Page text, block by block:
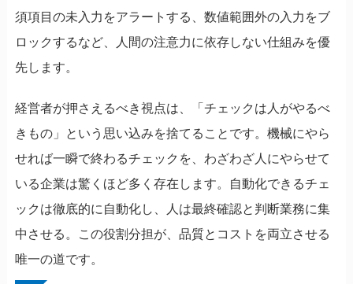
須項目の未入力をアラートする、数値範囲外の入力をブ
ロックするなど、人間の注意力に依存しない仕組みを優
先します。
経営者が押さえるべき視点は、「チェックは人がやるべ
きもの」という思い込みを捨てることです。機械にやら
せれば一瞬で終わるチェックを、わざわざ人にやらせて
いる企業は驚くほど多く存在します。自動化できるチェ
ックは徹底的に自動化し、人は最終確認と判断業務に集
中させる。この役割分担が、品質とコストを両立させる
唯一の道です。